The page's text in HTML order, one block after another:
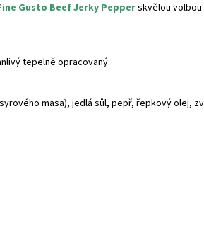
Gusto Beef Jerky Pepperskvělou
tepelně opracovaný.
masa), jedlá sůl, pepř, řepkový olej,